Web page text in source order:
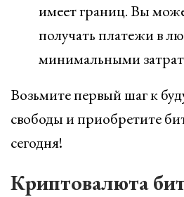
имеет границ. Вы
получать платежи в
минимальными
Возьмите первый шаг к
свободы и приобретите
сегодня!
Криптовалюта